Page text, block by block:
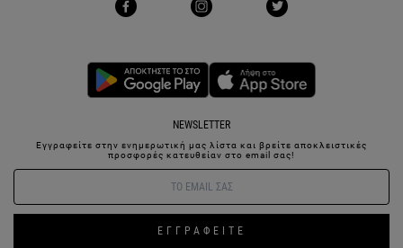
NEWSLETTER
Εγγραφείτε στην ενημερωτική μας λίστα και βρείτε αποκλειστικές
προσφορές κατευθείαν στο email σας!
ΕΓΓΡΑΦΕΙΤΕ